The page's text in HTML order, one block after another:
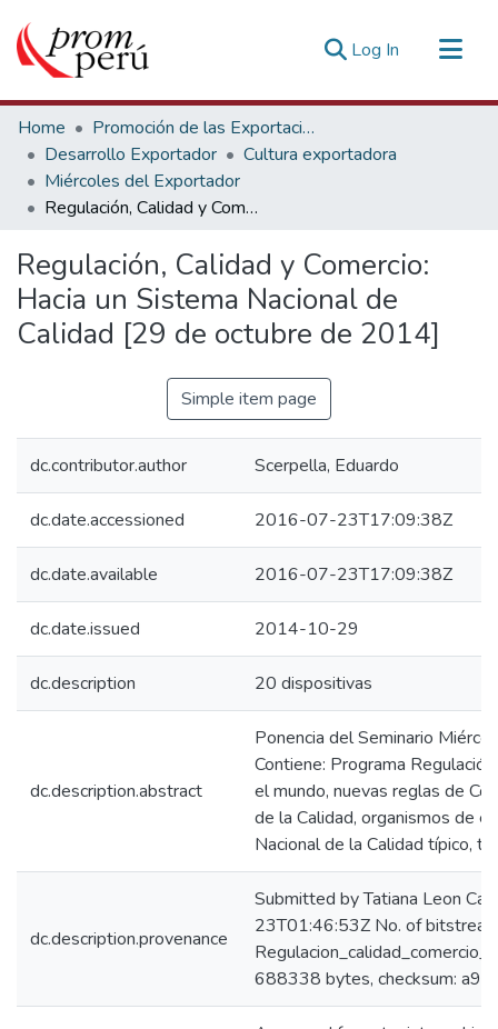
Log In (current)
Communities & Collections
All of DSpace
Statistics
Estadísticas Externas
Home
Promoción de las Exportaciones
Desarrollo Exportador
Cultura exportadora
Miércoles del Exportador
Regulación, Calidad y Comercio: Hacia un Sistema Nacional de Calidad [29 de octubre de 2014]
Regulación, Calidad y Comercio:
Hacia un Sistema Nacional de
Calidad [29 de octubre de 2014]
Simple item page
dc.contributor.author Scerpella, Eduardo
dc.date.accessioned 2016-07-23T17:09:38Z
dc.date.available 2016-07-23T17:09:38Z
dc.date.issued 2014-10-29
dc.description 20 dispositivas
dc.description.abstract
Ponencia del Seminario
Contiene: Programa
el mundo, nuevas reglas de
de la Calidad, organismos de
Nacional de la Calidad típico,
dc.description.provenance
Submitted by Tatiana Leon
23T01:46:53Z No. of
688338 bytes, checksum: